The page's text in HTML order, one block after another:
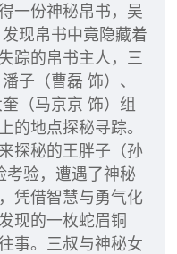
一份神秘帛书，吴
现帛书中竟隐藏着
踪的帛书主人，三
子（曹磊 饰）、
（马京京 饰）组
的地点探秘寻踪。
探秘的王胖子（孙
考验，遭遇了神秘
凭借智慧与勇气化
现的一枚蛇眉铜
事。三叔与神秘女